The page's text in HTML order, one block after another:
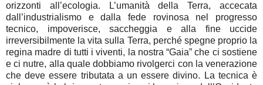
orizzonti all’ecologia. L’umanità della Terra, accecata
dall’industrialismo e dalla fede rovinosa nel progresso
tecnico, impoverisce, saccheggia e alla fine uccide
irreversibilmente la vita sulla Terra, perché spegne proprio la
regina madre di tutti i viventi, la nostra “Gaia” che ci sostiene
e ci nutre, alla quale dobbiamo rivolgerci con la venerazione
che deve essere tributata a un essere divino. La tecnica è